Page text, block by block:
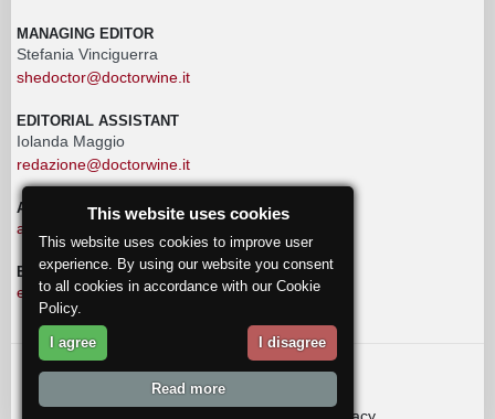
MANAGING EDITOR
Stefania Vinciguerra
shedoctor@doctorwine.it
EDITORIAL ASSISTANT
Iolanda Maggio
redazione@doctorwine.it
ADVERTISING
advertising@doctorwine.it
EDITORIAL STAFF
eventi@doctorwine.it
© 2018 DoctorWine.
Privacy
This website uses cookies
This website uses cookies to improve user
experience. By using our website you consent
to all cookies in accordance with our Cookie
Policy.
I agree I disagree
Read more